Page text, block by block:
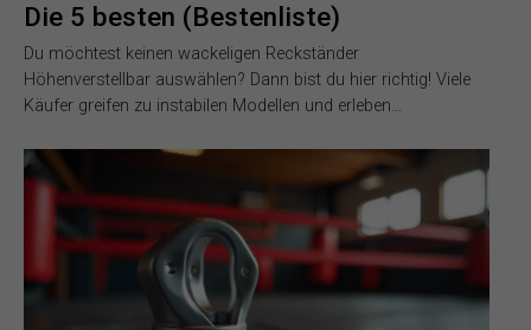
Die 5 besten (Bestenliste)
Du möchtest keinen wackeligen Reckständer
Höhenverstellbar auswählen? Dann bist du hier richtig! Viele
Käufer greifen zu instabilen Modellen und erleben…